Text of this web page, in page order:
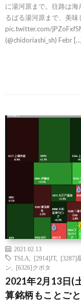
に湯河原まで。往路は
るばる湯河原まで、美
pic.twitter.com/
(@chidoriashi_sh) Febr […]
2021.02.13
TSLA
[2914]JT, [3287]
ン
[6326]クボタ
2021年2月13日(
算銘柄もことご